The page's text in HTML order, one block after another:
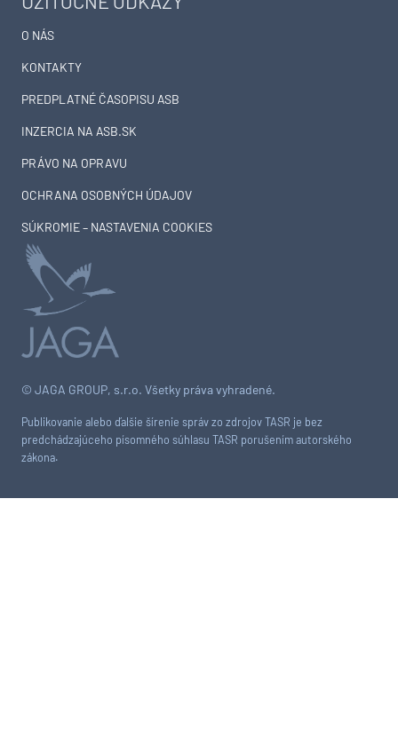
© JAGA GROUP, s.r.o. Všetky práva vyhradené.
Publikovanie alebo ďalšie šírenie správ zo zdrojov TASR je bez
predchádzajúceho písomného súhlasu TASR porušením autorského
zákona.
O NÁS
KONTAKTY
PREDPLATNÉ ČASOPISU ASB
INZERCIA NA ASB.SK
PRÁVO NA OPRAVU
OCHRANA OSOBNÝCH ÚDAJOV
SÚKROMIE – NASTAVENIA COOKIES